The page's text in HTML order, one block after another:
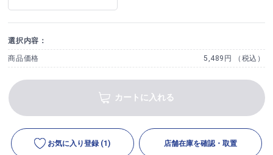
選択内容：
商品価格 5,489円 （税込）
カートに入れる
お気に入り登録 (1) 店舗在庫を確認・取置